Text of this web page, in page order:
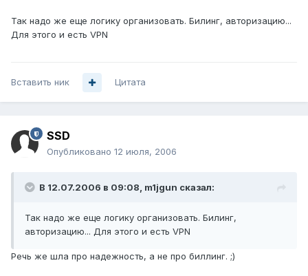
Так надо же еще логику организовать. Билинг, авторизацию...
Для этого и есть VPN
Вставить ник Цитата
SSD
Опубликовано 12 июля, 2006
В 12.07.2006 в 09:08, m1jgun сказал:
Так надо же еще логику организовать. Билинг,
авторизацию... Для этого и есть VPN
Речь же шла про надежность, а не про биллинг. ;)